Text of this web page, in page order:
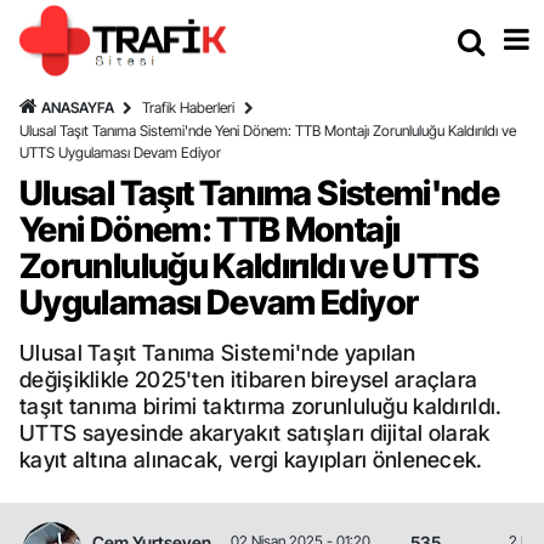
ANASAYFA
Trafik Haberleri
Ulusal Taşıt Tanıma Sistemi'nde Yeni Dönem: TTB Montajı Zorunluluğu Kaldırıldı ve
UTTS Uygulaması Devam Ediyor
Ulusal Taşıt Tanıma Sistemi'nde
Yeni Dönem: TTB Montajı
Zorunluluğu Kaldırıldı ve UTTS
Uygulaması Devam Ediyor
Ulusal Taşıt Tanıma Sistemi'nde yapılan
değişiklikle 2025'ten itibaren bireysel araçlara
taşıt tanıma birimi taktırma zorunluluğu kaldırıldı.
UTTS sayesinde akaryakıt satışları dijital olarak
kayıt altına alınacak, vergi kayıpları önlenecek.